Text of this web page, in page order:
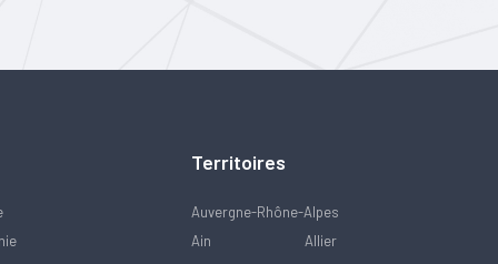
Territoires
Auvergne-Rhône-Alpes
Ain
Allier